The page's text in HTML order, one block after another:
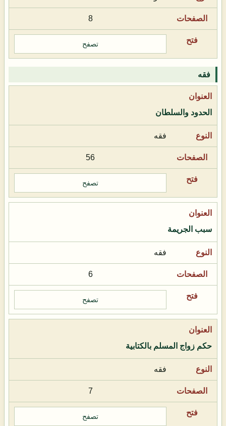
8
تصفح
فقه
الحدود والسلطان
فقه
56
تصفح
سبب الجريمة
فقه
6
تصفح
حكم زواج المسلم بالكتابية
فقه
7
تصفح